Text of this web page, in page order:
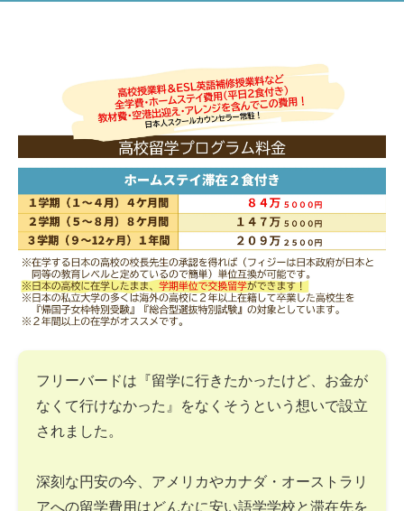
フリーバードは『留学に行きたかったけど、お金が
なくて行けなかった』をなくそうという想いで設立
されました。
深刻な円安の今、アメリカやカナダ・オーストラリ
アへの留学費用はどんなに安い語学学校と滞在先を